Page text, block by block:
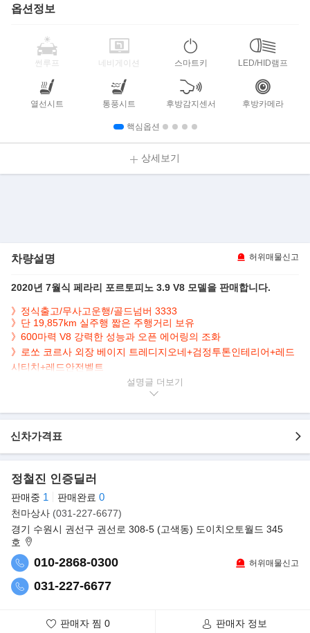
옵션정보
썬루프 네비게이션 스마트키 LED/HID램프
열선시트 통풍시트 후방감지센서 후방카메라
핵심옵션
상세보기
차량설명 허위매물신고
2020년 7월식 페라리 포르토피노 3.9 V8 모델을 판매합니다.
》정식출고/무사고운행/골드넘버 3333
》단 19,857km 실주행 짧은 주행거리 보유
》600마력 V8 강력한 성능과 오픈 에어링의 조화
》
로쏘 코르사 외장 베이지 트레디지오네+검정투톤인테리어+레드
시티치+레드안전벨트
정비내역 : 7년 소모품교체서비스차량 / 방문시마다 차량점검 이
상 무 (방문센터 - 페라리 강서센터)
》전체 PPF시공/JBL오디오 400만원 추가/가변배기 모듈장착
▶본 차량상태..
- 정식출고
- 19,857km 실주행
- 연식대비 짧은주행
- 레드바디+베이지시트
- 깔끔하게 관리된 실내/외
- 600마력 V8 오픈 에어링 슈퍼카
▶페라리, 캘리포니아 후속작 '포르토피노'..
설명글
신차가격표
정철진 인증딜러
판매중 1 판매완료 0
천마상사 (031-227-6677)
경기 수원시 권선구 권선로 308-5 (고색동) 도이치오토월드 345
호
010-2868-0300
031-227-6677
허위매물신고
판매자 찜 0 판매자 정보